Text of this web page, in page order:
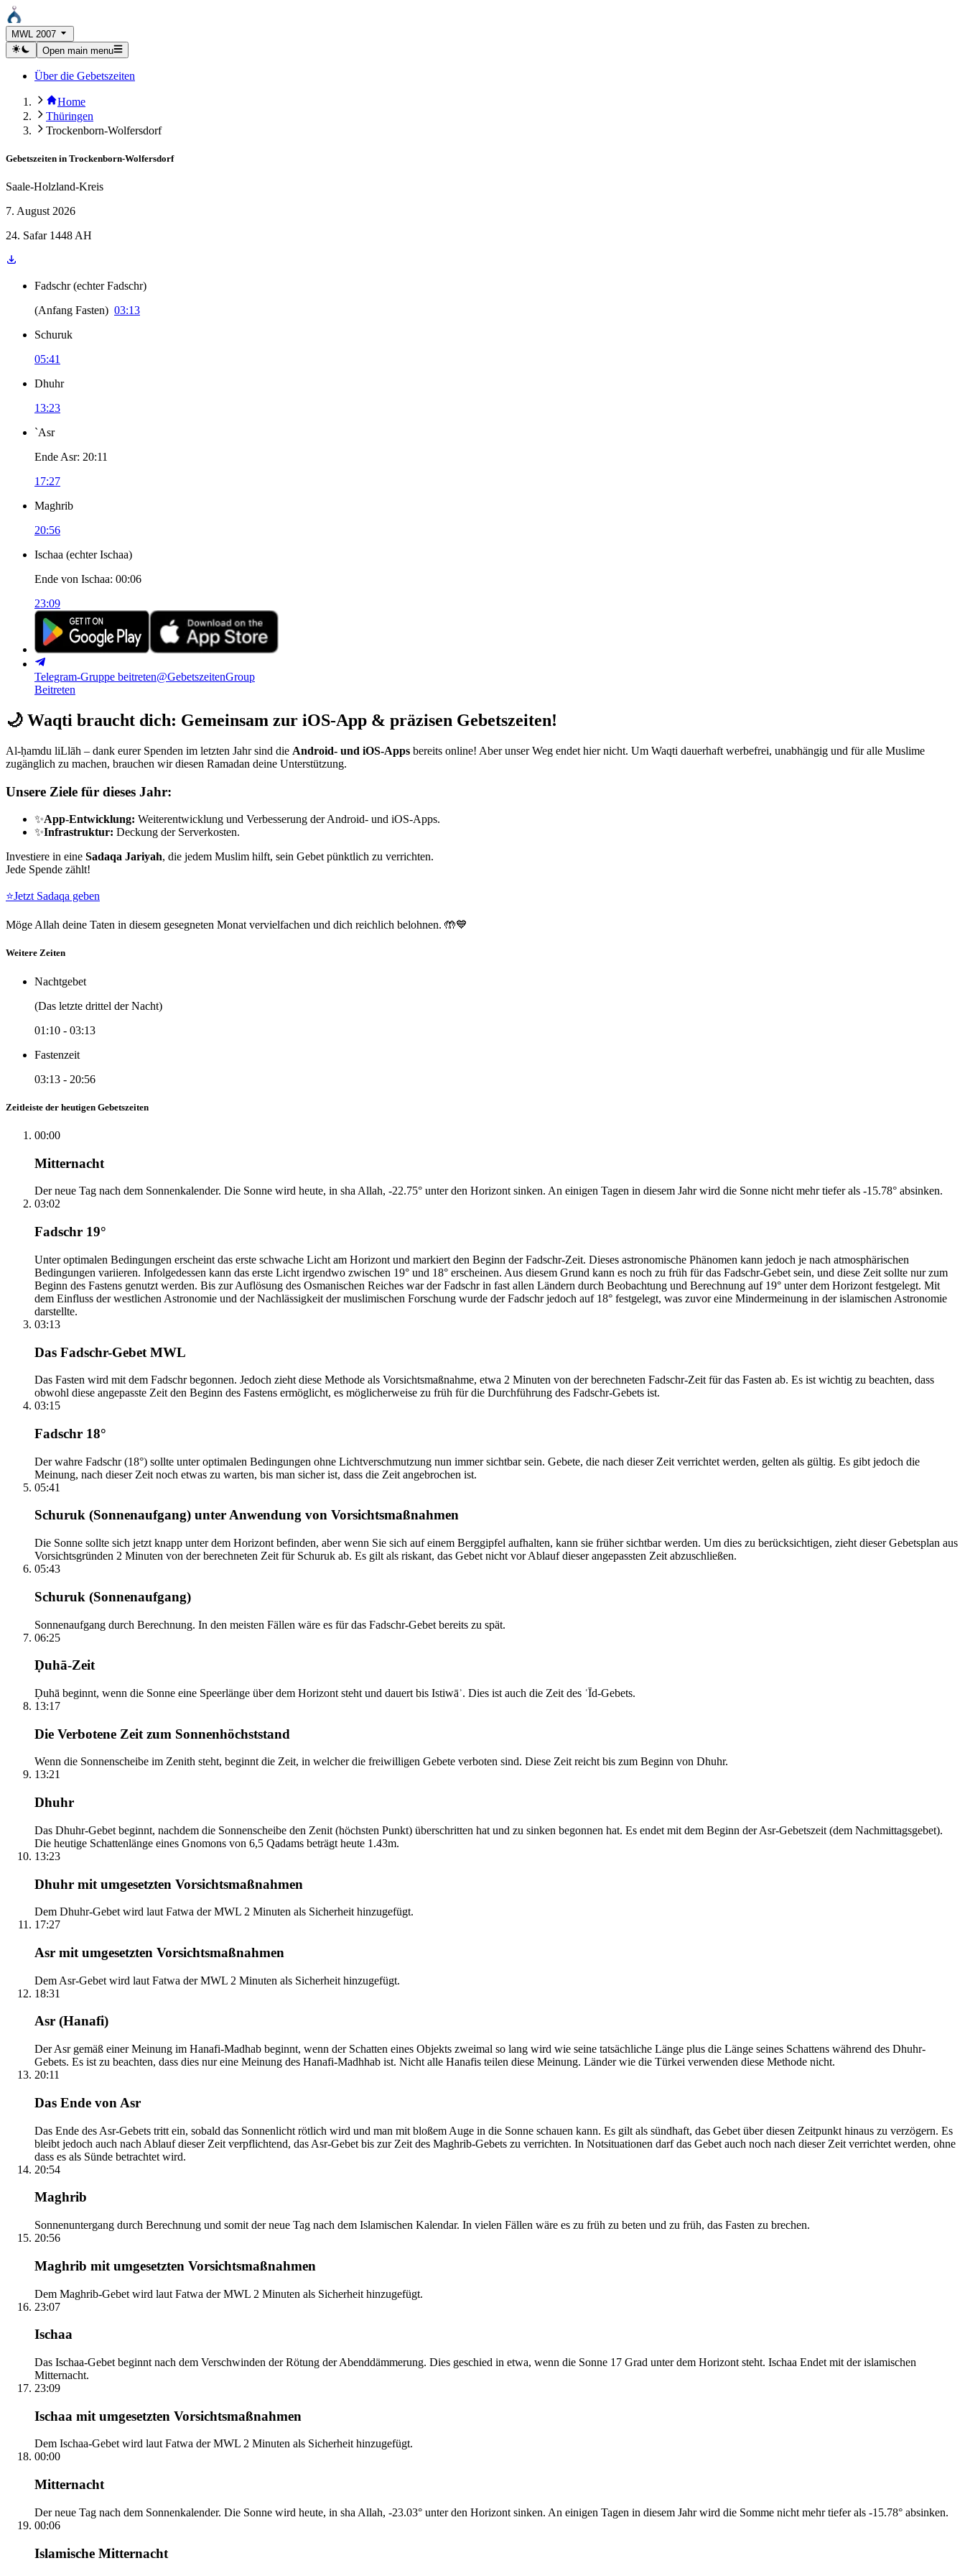
MWL 2007
Open main menu
Über die Gebetszeiten
Home
Thüringen
Trockenborn-Wolfersdorf
Gebetszeiten in Trockenborn-Wolfersdorf
Saale-Holzland-Kreis
7. August 2026
24. Safar 1448 AH
Fadschr (echter Fadschr)
(Anfang Fasten) 03:13
Schuruk
05:41
Dhuhr
13:23
`Asr
Ende Asr: 20:11
17:27
Maghrib
20:56
Ischaa (echter Ischaa)
Ende von Ischaa: 00:06
23:09
Telegram-Gruppe beitreten@GebetszeitenGroup
Beitreten
🌙 Waqti braucht dich: Gemeinsam zur iOS-App & präzisen Gebetszeiten!
Al-ḥamdu liLlāh – dank eurer Spenden im letzten Jahr sind die Android- und iOS-Apps bereits online! Aber unser Weg endet hier nicht. Um Waqti dauerhaft werbefrei, unabhängig und für alle Muslime
zugänglich zu machen, brauchen wir diesen Ramadan deine Unterstützung.
Unsere Ziele für dieses Jahr:
✨App-Entwicklung: Weiterentwicklung und Verbesserung der Android- und iOS-Apps.
✨Infrastruktur: Deckung der Serverkosten.
Investiere in eine Sadaqa Jariyah, die jedem Muslim hilft, sein Gebet pünktlich zu verrichten.
Jede Spende zählt!
⭐Jetzt Sadaqa geben
Möge Allah deine Taten in diesem gesegneten Monat vervielfachen und dich reichlich belohnen. 🤲💙
Weitere Zeiten
Nachtgebet
(Das letzte drittel der Nacht)
01:10 - 03:13
Fastenzeit
03:13 - 20:56
Zeitleiste der heutigen Gebetszeiten
00:00
Mitternacht
Der neue Tag nach dem Sonnenkalender. Die Sonne wird heute, in sha Allah, -22.75° unter den Horizont sinken. An einigen Tagen in diesem Jahr wird die Sonne nicht mehr tiefer als -15.78° absinken.
03:02
Fadschr 19°
Unter optimalen Bedingungen erscheint das erste schwache Licht am Horizont und markiert den Beginn der Fadschr-Zeit. Dieses astronomische Phänomen kann jedoch je nach atmosphärischen
Bedingungen variieren. Infolgedessen kann das erste Licht irgendwo zwischen 19° und 18° erscheinen. Aus diesem Grund kann es noch zu früh für das Fadschr-Gebet sein, und diese Zeit sollte nur zum
Beginn des Fastens genutzt werden. Bis zur Auflösung des Osmanischen Reiches war der Fadschr in fast allen Ländern durch Beobachtung und Berechnung auf 19° unter dem Horizont festgelegt. Mit
dem Einfluss der westlichen Astronomie und der Nachlässigkeit der muslimischen Forschung wurde der Fadschr jedoch auf 18° festgelegt, was zuvor eine Mindermeinung in der islamischen Astronomie
darstellte.
03:13
Das Fadschr-Gebet MWL
Das Fasten wird mit dem Fadschr begonnen. Jedoch zieht diese Methode als Vorsichtsmaßnahme, etwa 2 Minuten von der berechneten Fadschr-Zeit für das Fasten ab. Es ist wichtig zu beachten, dass
obwohl diese angepasste Zeit den Beginn des Fastens ermöglicht, es möglicherweise zu früh für die Durchführung des Fadschr-Gebets ist.
03:15
Fadschr 18°
Der wahre Fadschr (18°) sollte unter optimalen Bedingungen ohne Lichtverschmutzung nun immer sichtbar sein. Gebete, die nach dieser Zeit verrichtet werden, gelten als gültig. Es gibt jedoch die
Meinung, nach dieser Zeit noch etwas zu warten, bis man sicher ist, dass die Zeit angebrochen ist.
05:41
Schuruk (Sonnenaufgang) unter Anwendung von Vorsichtsmaßnahmen
Die Sonne sollte sich jetzt knapp unter dem Horizont befinden, aber wenn Sie sich auf einem Berggipfel aufhalten, kann sie früher sichtbar werden. Um dies zu berücksichtigen, zieht dieser Gebetsplan aus
Vorsichtsgründen 2 Minuten von der berechneten Zeit für Schuruk ab. Es gilt als riskant, das Gebet nicht vor Ablauf dieser angepassten Zeit abzuschließen.
05:43
Schuruk (Sonnenaufgang)
Sonnenaufgang durch Berechnung. In den meisten Fällen wäre es für das Fadschr-Gebet bereits zu spät.
06:25
Ḍuhā-Zeit
Ḍuhā beginnt, wenn die Sonne eine Speerlänge über dem Horizont steht und dauert bis Istiwāʾ. Dies ist auch die Zeit des ʿĪd-Gebets.
13:17
Die Verbotene Zeit zum Sonnenhöchststand
Wenn die Sonnenscheibe im Zenith steht, beginnt die Zeit, in welcher die freiwilligen Gebete verboten sind. Diese Zeit reicht bis zum Beginn von Dhuhr.
13:21
Dhuhr
Das Dhuhr-Gebet beginnt, nachdem die Sonnenscheibe den Zenit (höchsten Punkt) überschritten hat und zu sinken begonnen hat. Es endet mit dem Beginn der Asr-Gebetszeit (dem Nachmittagsgebet).
Die heutige Schattenlänge eines Gnomons von 6,5 Qadams beträgt heute 1.43m.
13:23
Dhuhr mit umgesetzten Vorsichtsmaßnahmen
Dem Dhuhr-Gebet wird laut Fatwa der MWL 2 Minuten als Sicherheit hinzugefügt.
17:27
Asr mit umgesetzten Vorsichtsmaßnahmen
Dem Asr-Gebet wird laut Fatwa der MWL 2 Minuten als Sicherheit hinzugefügt.
18:31
Asr (Hanafi)
Der Asr gemäß einer Meinung im Hanafi-Madhab beginnt, wenn der Schatten eines Objekts zweimal so lang wird wie seine tatsächliche Länge plus die Länge seines Schattens während des Dhuhr-
Gebets. Es ist zu beachten, dass dies nur eine Meinung des Hanafi-Madhhab ist. Nicht alle Hanafis teilen diese Meinung. Länder wie die Türkei verwenden diese Methode nicht.
20:11
Das Ende von Asr
Das Ende des Asr-Gebets tritt ein, sobald das Sonnenlicht rötlich wird und man mit bloßem Auge in die Sonne schauen kann. Es gilt als sündhaft, das Gebet über diesen Zeitpunkt hinaus zu verzögern. Es
bleibt jedoch auch nach Ablauf dieser Zeit verpflichtend, das Asr-Gebet bis zur Zeit des Maghrib-Gebets zu verrichten. In Notsituationen darf das Gebet auch noch nach dieser Zeit verrichtet werden, ohne
dass es als Sünde betrachtet wird.
20:54
Maghrib
Sonnenuntergang durch Berechnung und somit der neue Tag nach dem Islamischen Kalendar. In vielen Fällen wäre es zu früh zu beten und zu früh, das Fasten zu brechen.
20:56
Maghrib mit umgesetzten Vorsichtsmaßnahmen
Dem Maghrib-Gebet wird laut Fatwa der MWL 2 Minuten als Sicherheit hinzugefügt.
23:07
Ischaa
Das Ischaa-Gebet beginnt nach dem Verschwinden der Rötung der Abenddämmerung. Dies geschied in etwa, wenn die Sonne 17 Grad unter dem Horizont steht. Ischaa Endet mit der islamischen
Mitternacht.
23:09
Ischaa mit umgesetzten Vorsichtsmaßnahmen
Dem Ischaa-Gebet wird laut Fatwa der MWL 2 Minuten als Sicherheit hinzugefügt.
00:00
Mitternacht
Der neue Tag nach dem Sonnenkalender. Die Sonne wird heute, in sha Allah, -23.03° unter den Horizont sinken. An einigen Tagen in diesem Jahr wird die Somme nicht mehr tiefer als -15.78° absinken.
00:06
Islamische Mitternacht